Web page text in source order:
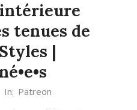
intérieure
tenues de
|
In: Patreon